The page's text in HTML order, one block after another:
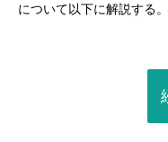
について以下に解説する。